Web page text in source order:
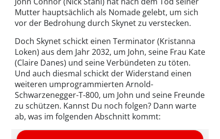
Mutter hauptsächlich als Nomade gelebt, um sich
vor der Bedrohung durch Skynet zu verstecken.
Doch Skynet schickt einen Terminator (Kristanna
Loken) aus dem Jahr 2032, um John, seine Frau Kate
(Claire Danes) und seine Verbündeten zu töten.
Und auch diesmal schickt der Widerstand einen
weiteren umprogrammierten Arnold-
Schwarzenegger-T-800, um John und seine Freunde
zu schützen. Kannst Du noch folgen? Dann warte
ab, was im folgenden Abschnitt kommt: